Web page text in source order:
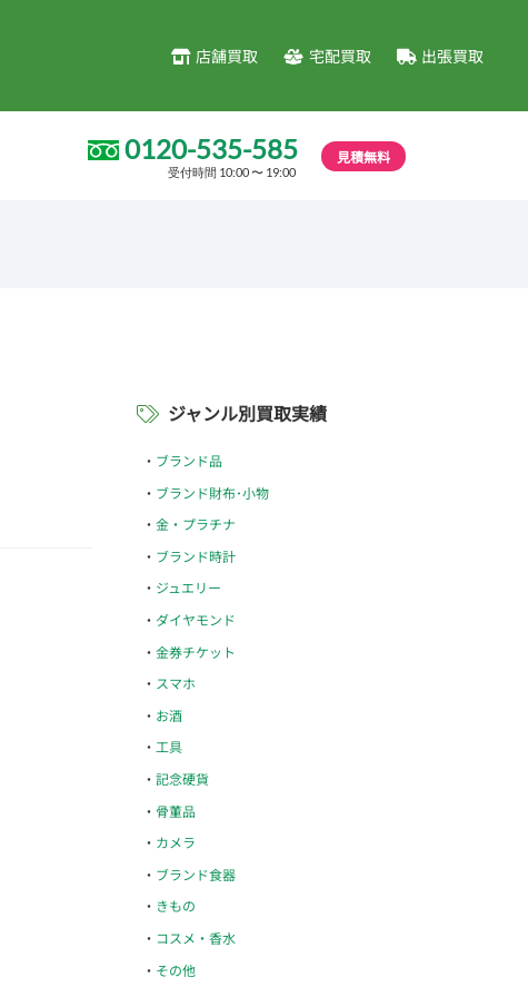
店舗買取 宅配買取 出張買取
0120-535-585
受付時間 10:00 〜 19:00
見積無料
ジャンル別買取実績
ブランド品
ブランド財布･小物
金・プラチナ
ブランド時計
ジュエリー
ダイヤモンド
金券チケット
スマホ
お酒
工具
記念硬貨
骨董品
カメラ
ブランド食器
きもの
コスメ・香水
その他